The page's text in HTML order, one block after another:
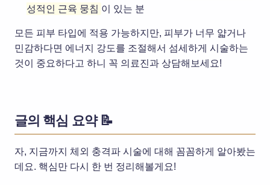
성적인 근육 뭉침 이 있는 분
모든 피부 타입에 적용 가능하지만, 피부가 너무 얇거나
민감하다면 에너지 강도를 조절해서 섬세하게 시술하는
것이 중요하다고 하니 꼭 의료진과 상담해보세요!
글의 핵심 요약 📝
자, 지금까지 체외 충격파 시술에 대해 꼼꼼하게 알아봤는
데요. 핵심만 다시 한 번 정리해볼게요!